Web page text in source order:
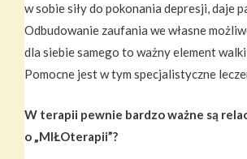
w sobie siły do pokonania depresji, daje
Odbudowanie zaufania we własne
dla siebie samego to ważny element
Pomocne jest w tym specjalistyczne
W terapii pewnie bardzo ważne są
o „MIŁOterapii”?